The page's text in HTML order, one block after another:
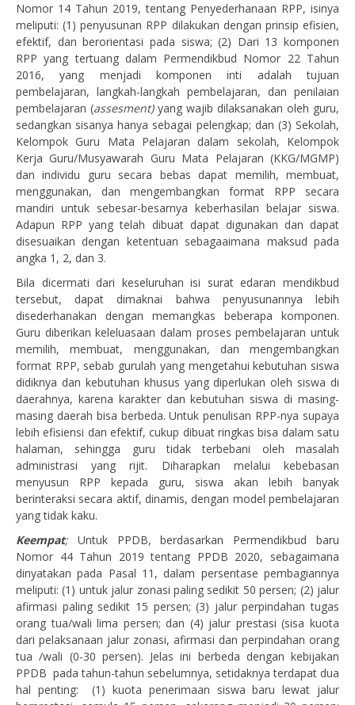
Nomor 14 Tahun 2019, tentang Penyederhanaan RPP, isinya
meliputi: (1) penyusunan RPP dilakukan dengan prinsip efisien,
efektif, dan berorientasi pada siswa; (2) Dari 13 komponen
RPP yang tertuang dalam Permendikbud Nomor 22 Tahun
2016, yang menjadi komponen inti adalah tujuan
pembelajaran, langkah-langkah pembelajaran, dan penilaian
pembelajaran (assesment)yang wajib dilaksanakan oleh guru,
sedangkan sisanya hanya sebagai pelengkap; dan (3) Sekolah,
Kelompok Guru Mata Pelajaran dalam sekolah, Kelompok
Kerja Guru/Musyawarah Guru Mata Pelajaran (KKG/MGMP)
dan individu guru secara bebas dapat memilih, membuat,
menggunakan, dan mengembangkan format RPP secara
mandiri untuk sebesar-besarnya keberhasilan belajar siswa.
Adapun RPP yang telah dibuat dapat digunakan dan dapat
disesuaikan dengan ketentuan sebagaaimana maksud pada
angka 1, 2, dan 3.
Bila dicermati dari keseluruhan isi surat edaran mendikbud
tersebut, dapat dimaknai bahwa penyusunannya lebih
disederhanakan dengan memangkas beberapa komponen.
Guru diberikan keleluasaan dalam proses pembelajaran untuk
memilih, membuat, menggunakan, dan mengembangkan
format RPP, sebab gurulah yang mengetahui kebutuhan siswa
didiknya dan kebutuhan khusus yang diperlukan oleh siswa di
daerahnya, karena karakter dan kebutuhan siswa di masing-
masing daerah bisa berbeda. Untuk penulisan RPP-nya supaya
lebih efisiensi dan efektif, cukup dibuat ringkas bisa dalam satu
halaman, sehingga guru tidak terbebani oleh masalah
administrasi yang rijit. Diharapkan melalui kebebasan
menyusun RPP kepada guru, siswa akan lebih banyak
berinteraksi secara aktif, dinamis, dengan model pembelajaran
yang tidak kaku.
Keempat; Untuk PPDB, berdasarkan Permendikbud baru
Nomor 44 Tahun 2019 tentang PPDB 2020, sebagaimana
dinyatakan pada Pasal 11, dalam persentase pembagiannya
meliputi: (1) untuk jalur zonasi paling sedikit 50 persen; (2) jalur
afirmasi paling sedikit 15 persen; (3) jalur perpindahan tugas
orang tua/wali lima persen; dan (4) jalur prestasi (sisa kuota
dari pelaksanaan jalur zonasi, afirmasi dan perpindahan orang
tua /wali (0-30 persen). Jelas ini berbeda dengan kebijakan
PPDB pada tahun-tahun sebelumnya, setidaknya terdapat dua
hal penting: (1) kuota penerimaan siswa baru lewat jalur